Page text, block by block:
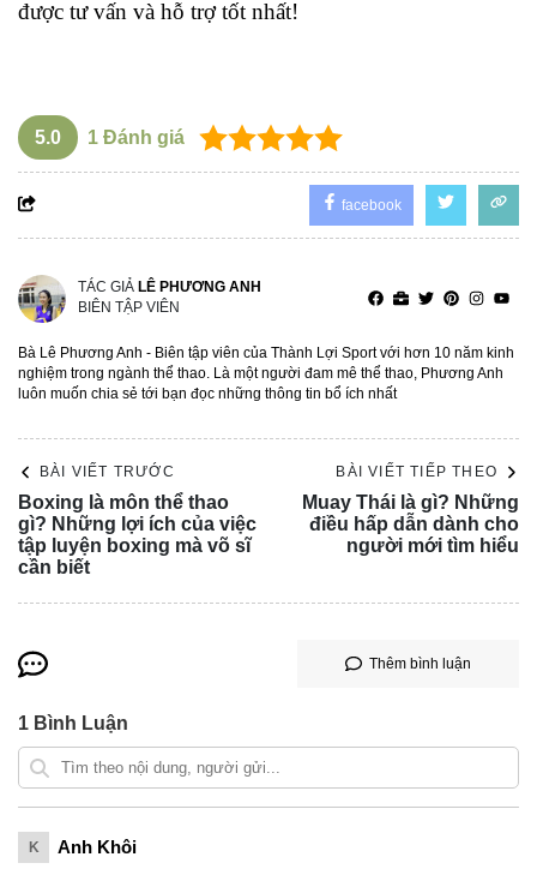
được tư vấn và hỗ trợ tốt nhất!
5.0 1 Đánh giá
facebook
TÁC GIẢ LÊ PHƯƠNG ANH
BIÊN TẬP VIÊN
Bà Lê Phương Anh - Biên tập viên của Thành Lợi Sport với hơn 10 năm kinh
nghiệm trong ngành thể thao. Là một người đam mê thể thao, Phương Anh
luôn muốn chia sẻ tới bạn đọc những thông tin bổ ích nhất
BÀI VIẾT TRƯỚC
Boxing là môn thể thao
gì? Những lợi ích của việc
tập luyện boxing mà võ sĩ
cần biết
BÀI VIẾT TIẾP THEO
Muay Thái là gì? Những
điều hấp dẫn dành cho
người mới tìm hiểu
Thêm bình luận
1 Bình Luận
K Anh Khôi